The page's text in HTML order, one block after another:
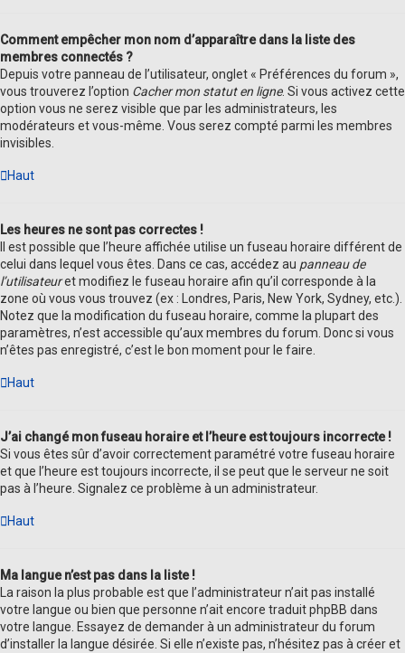
Comment empêcher mon nom d’apparaître dans la liste des
membres connectés ?
Depuis votre panneau de l’utilisateur, onglet « Préférences du forum »,
vous trouverez l’option Cacher mon statut en ligne. Si vous activez cette
option vous ne serez visible que par les administrateurs, les
modérateurs et vous-même. Vous serez compté parmi les membres
invisibles.
Haut
Les heures ne sont pas correctes !
Il est possible que l’heure affichée utilise un fuseau horaire différent de
celui dans lequel vous êtes. Dans ce cas, accédez au panneau de
l’utilisateuret modifiez le fuseau horaire afin qu’il corresponde à la
zone où vous vous trouvez (ex : Londres, Paris, New York, Sydney, etc.).
Notez que la modification du fuseau horaire, comme la plupart des
paramètres, n’est accessible qu’aux membres du forum. Donc si vous
n’êtes pas enregistré, c’est le bon moment pour le faire.
Haut
J’ai changé mon fuseau horaire et l’heure est toujours incorrecte !
Si vous êtes sûr d’avoir correctement paramétré votre fuseau horaire
et que l’heure est toujours incorrecte, il se peut que le serveur ne soit
pas à l’heure. Signalez ce problème à un administrateur.
Haut
Ma langue n’est pas dans la liste !
La raison la plus probable est que l’administrateur n’ait pas installé
votre langue ou bien que personne n’ait encore traduit phpBB dans
votre langue. Essayez de demander à un administrateur du forum
d’installer la langue désirée. Si elle n’existe pas, n’hésitez pas à créer et